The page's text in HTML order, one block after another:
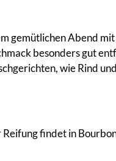
gemütlichen Abend
besonders gut
wie Rind
findet in